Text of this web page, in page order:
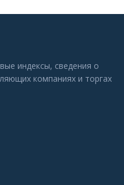
индексы, сведения о
компаниях и торгах